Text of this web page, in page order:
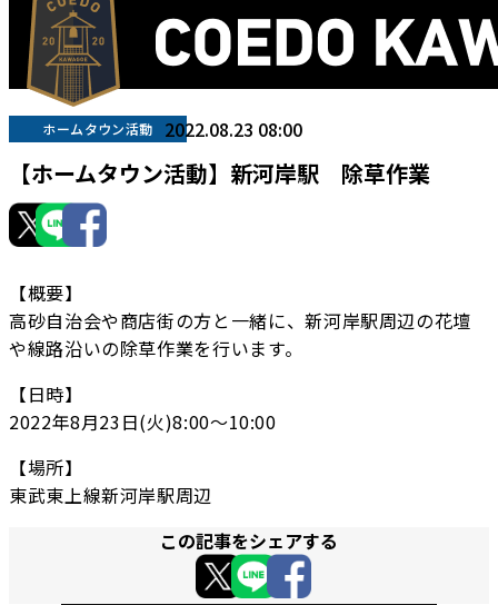
ホームタウン活動 2022.08.23 08:00
【ホームタウン活動】新河岸駅 除草作業
【概要】
高砂自治会や商店街の方と一緒に、新河岸駅周辺の花壇
や線路沿いの除草作業を行います。
【日時】
2022年8月23日(火)8:00〜10:00
【場所】
東武東上線新河岸駅周辺
この記事をシェアする